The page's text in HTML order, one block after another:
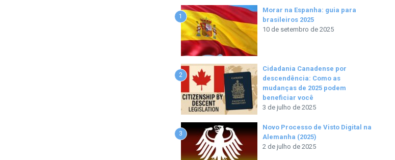
1
Morar na Espanha: guia para
brasileiros 2025
10 de setembro de 2025
2
Cidadania Canadense por
descendência: Como as
mudanças de 2025 podem
beneficiar você
3 de julho de 2025
3
Novo Processo de Visto Digital na
Alemanha (2025)
2 de julho de 2025